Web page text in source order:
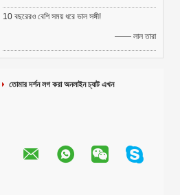
10 বছরেরও বেশি সময় ধরে ভাল সঙ্গী!
—— লাল তারা
তোমার দর্শন লগ করা অনলাইন চ্যাট এখন